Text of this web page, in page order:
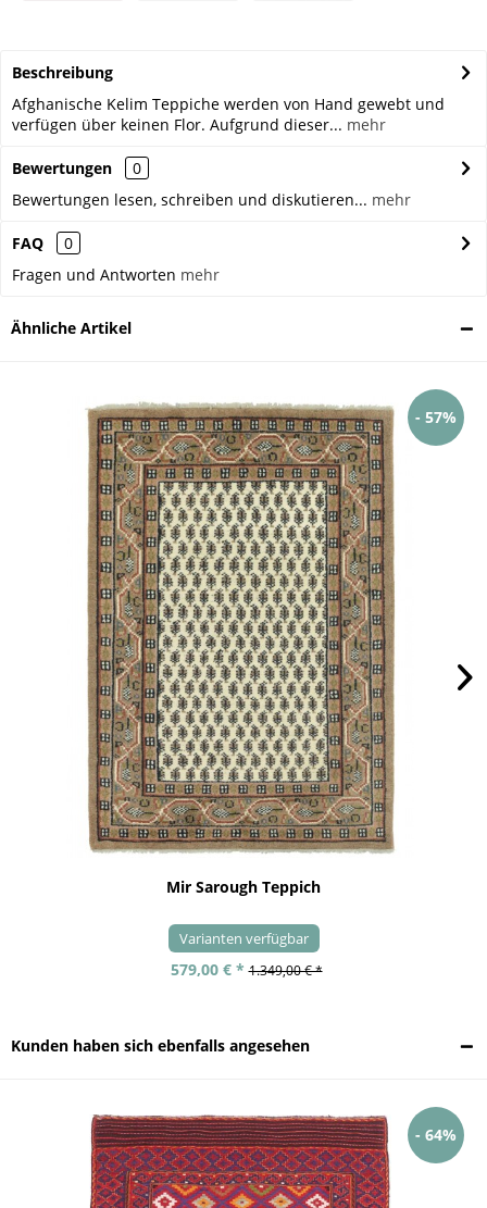
Beschreibung
Afghanische Kelim Teppiche werden von Hand gewebt und
verfügen über keinen Flor. Aufgrund dieser... mehr
Bewertungen
0
Bewertungen lesen, schreiben und diskutieren... mehr
FAQ
0
Fragen und Antworten mehr
Ähnliche Artikel
- 57%
Mir Sarough Teppich
Varianten verfügbar
579,00 € * 1.349,00 € *
Kunden haben sich ebenfalls angesehen
- 64%